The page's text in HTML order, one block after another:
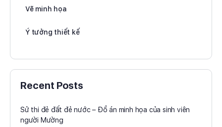
Vẽ minh họa
Ý tưởng thiết kế
Recent Posts
Sử thi đẻ đất đẻ nước – Đồ án minh họa của sinh viên
người Mường